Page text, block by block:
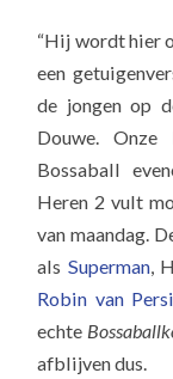
“Hij wordt hier
een
de jongen op
Douwe.
Bossaball
Heren 2 vult
van maandag.
als Superman,
Robin van
echte
afblijven dus.